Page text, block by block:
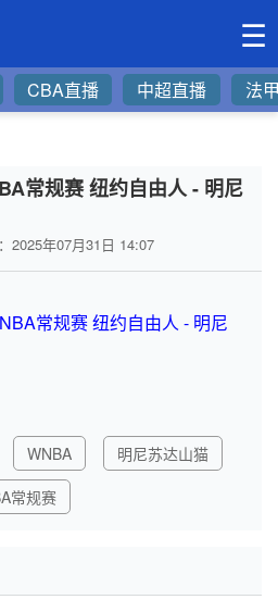
☰
CBA直播 中超直播 法
常规赛 纽约自由人 - 明尼
2025年07月31日 14:07
常规赛 纽约自由人 - 明尼
WNBA
明尼苏达山猫
常规赛